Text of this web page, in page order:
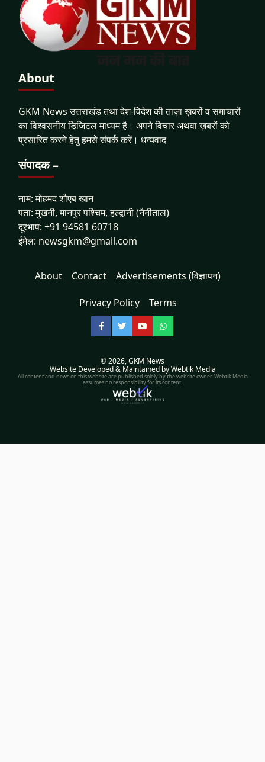
About
GKM News उत्तराखंड तथा देश-विदेश की ताज़ा ख़बरों व समाचारों
का विश्वसनीय डिजिटल माध्यम है। अपने विचार अथवा ख़बरों को
प्रसारित करने हेतु हमसे संपर्क करें। धन्यवाद
संपादक –
नाम: मोहमद शौएब खान
पता: मुखनी, मानपुर पश्चिम, हल्द्वानी (नैनीताल)
दूरभाष: +91 94581 60718
ईमेल: newsgkm@gmail.com
About Contact Advertisements (विज्ञापन)
Privacy Policy Terms
Facebook
TwitterYouTubeWhatsApp
© 2026,GKM News
Website Developed & Maintained by Webtik Media
All content and news on this website are published solely by the website owner. Webtik Media
assumes no responsibility for its content.